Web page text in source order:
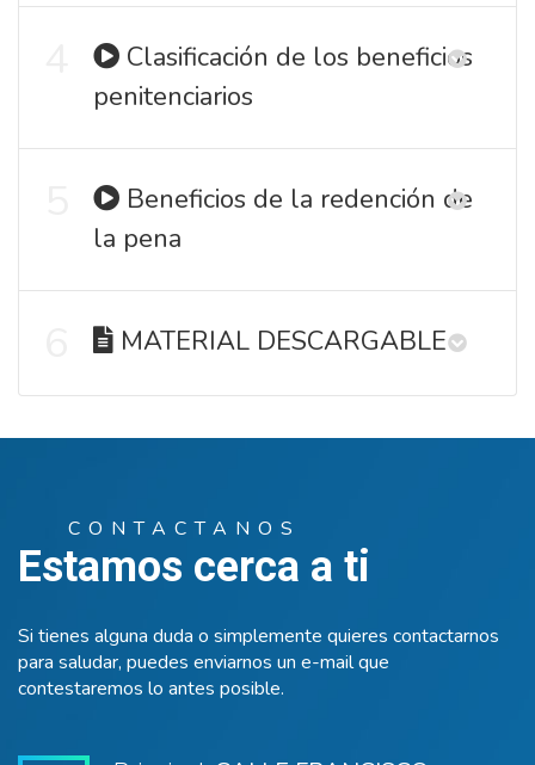
penitenciarios
la pena
MATERIAL DESCARGABLE
CONTACTANOS
Estamos cerca a ti
Si tienes alguna duda o simplemente quieres contactarnos
para saludar, puedes enviarnos un e-mail que
contestaremos lo antes posible.